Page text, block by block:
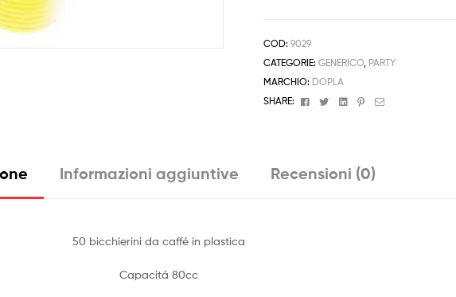
Assortiti
quantità
COD:9029
CATEGORIE:GENERICO PARTY
MARCHIO: DOPLA
SHARE:
FacebookTwitterLinkedinPinterest
Email
Informazioni aggiuntive Recensioni (0)
50 bicchierini da caffé in plastica
Capacitá 80cc